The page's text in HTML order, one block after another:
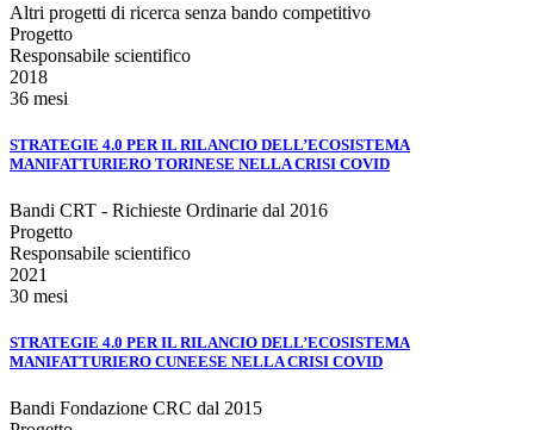
Altri progetti di ricerca senza bando competitivo
Progetto
Responsabile scientifico
2018
36 mesi
STRATEGIE 4.0 PER IL RILANCIO DELL’ECOSISTEMA
MANIFATTURIERO TORINESE NELLA CRISI COVID
Bandi CRT - Richieste Ordinarie dal 2016
Progetto
Responsabile scientifico
2021
30 mesi
STRATEGIE 4.0 PER IL RILANCIO DELL’ECOSISTEMA
MANIFATTURIERO CUNEESE NELLA CRISI COVID
Bandi Fondazione CRC dal 2015